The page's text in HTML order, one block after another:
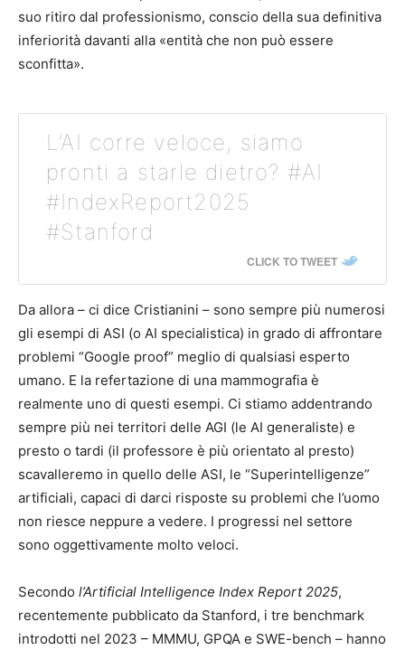
suo ritiro dal professionismo, conscio della sua definitiva
inferiorità davanti alla «entità che non può essere
sconfitta».
L’AI corre veloce, siamo
pronti a starle dietro? #AI
#IndexReport2025
#Stanford
CLICK TO TWEET
Da allora – ci dice Cristianini – sono sempre più numerosi
gli esempi di ASI (o AI specialistica) in grado di affrontare
problemi “Google proof” meglio di qualsiasi esperto
umano. E la refertazione di una mammografia è
realmente uno di questi esempi. Ci stiamo addentrando
sempre più nei territori delle AGI (le AI generaliste) e
presto o tardi (il professore è più orientato al presto)
scavalleremo in quello delle ASI, le “Superintelligenze”
artificiali, capaci di darci risposte su problemi che l’uomo
non riesce neppure a vedere. I progressi nel settore
sono oggettivamente molto veloci.
Secondo l’Artificial Intelligence Index Report 2025,
recentemente pubblicato da Stanford, i tre benchmark
introdotti nel 2023 – MMMU, GPQA e SWE-bench – hanno